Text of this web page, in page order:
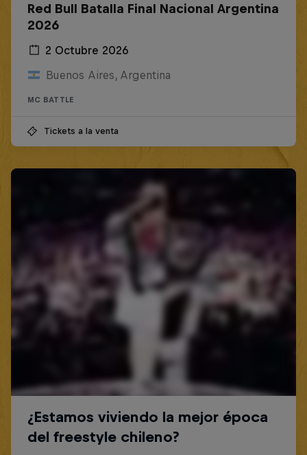
Red Bull Batalla Final Nacional Argentina
2026
2 Octubre 2026
Buenos Aires, Argentina
MC BATTLE
Tickets a la venta